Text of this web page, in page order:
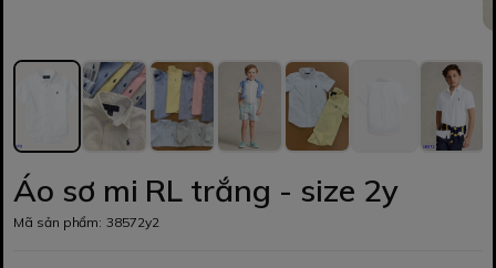
Áo sơ mi RL trắng - size 2y
Mã sản phẩm: 38572y2